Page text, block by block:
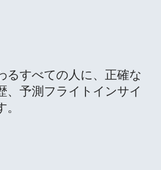
るすべての人に、正確な
、予測フライトインサイ